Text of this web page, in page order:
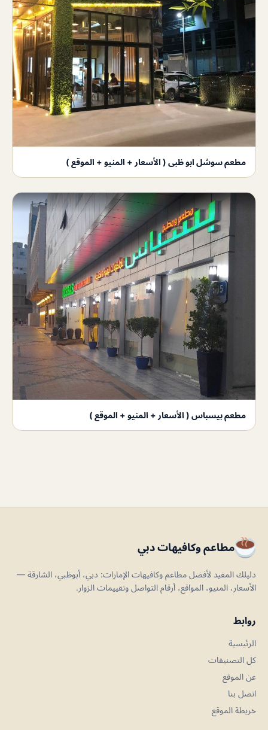
مطعم سوشل ابو ظبى ( الأسعار + المنيو + الموقع )
مطعم بيسباس ( الأسعار + المنيو + الموقع )
مطاعم وكافيهات دبي
دليلك المفيد لأفضل مطاعم وكافيهات الإمارات: دبي، أبوظبي، الشارقة —
الأسعار، المنيو، المواقع، أرقام التواصل وتقييمات الزوار.
روابط
الرئيسية
كل التصنيفات
عن الموقع
اتصل بنا
خريطة الموقع